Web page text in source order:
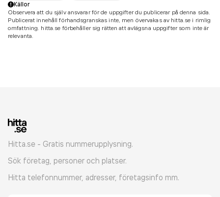
Källor
Observera att du själv ansvarar för de uppgifter du publicerar på denna sida.
Publicerat innehåll förhandsgranskas inte, men övervakas av hitta.se i rimlig
omfattning. hitta.se förbehåller sig rätten att avlägsna uppgifter som inte är
relevanta.
Hitta.se - Gratis nummerupplysning.
Sök företag, personer och platser.
Hitta telefonnummer, adresser, företagsinfo mm.